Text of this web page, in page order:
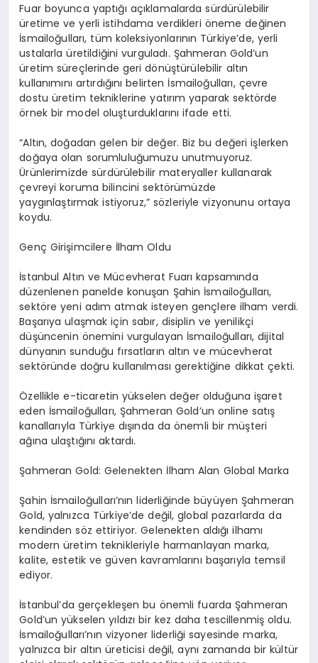
Fuar boyunca yaptığı açıklamalarda sürdürülebilir
üretime ve yerli istihdama verdikleri öneme değinen
İsmailoğulları, tüm koleksiyonlarının Türkiye’de, yerli
ustalarla üretildiğini vurguladı. Şahmeran Gold’un
üretim süreçlerinde geri dönüştürülebilir altın
kullanımını artırdığını belirten İsmailoğulları, çevre
dostu üretim tekniklerine yatırım yaparak sektörde
örnek bir model oluşturduklarını ifade etti.
“Altın, doğadan gelen bir değer. Biz bu değeri işlerken
doğaya olan sorumluluğumuzu unutmuyoruz.
Ürünlerimizde sürdürülebilir materyaller kullanarak
çevreyi koruma bilincini sektörümüzde
yaygınlaştırmak istiyoruz,” sözleriyle vizyonunu ortaya
koydu.
Genç Girişimcilere İlham Oldu
İstanbul Altın ve Mücevherat Fuarı kapsamında
düzenlenen panelde konuşan Şahin İsmailoğulları,
sektöre yeni adım atmak isteyen gençlere ilham verdi.
Başarıya ulaşmak için sabır, disiplin ve yenilikçi
düşüncenin önemini vurgulayan İsmailoğulları, dijital
dünyanın sunduğu fırsatların altın ve mücevherat
sektöründe doğru kullanılması gerektiğine dikkat çekti.
Özellikle e-ticaretin yükselen değer olduğuna işaret
eden İsmailoğulları, Şahmeran Gold’un online satış
kanallarıyla Türkiye dışında da önemli bir müşteri
ağına ulaştığını aktardı.
Şahmeran Gold: Gelenekten İlham Alan Global Marka
Şahin İsmailoğulları’nın liderliğinde büyüyen Şahmeran
Gold, yalnızca Türkiye’de değil, global pazarlarda da
kendinden söz ettiriyor. Gelenekten aldığı ilhamı
modern üretim teknikleriyle harmanlayan marka,
kalite, estetik ve güven kavramlarını başarıyla temsil
ediyor.
İstanbul’da gerçekleşen bu önemli fuarda Şahmeran
Gold’un yükselen yıldızı bir kez daha tescillenmiş oldu.
İsmailoğulları’nın vizyoner liderliği sayesinde marka,
yalnızca bir altın üreticisi değil, aynı zamanda bir kültür